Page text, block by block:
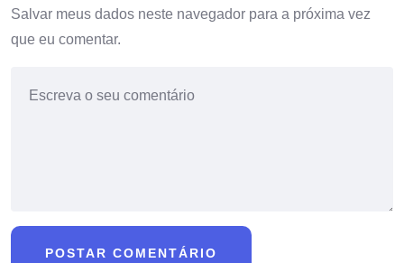
Salvar meus dados neste navegador para a próxima vez
que eu comentar.